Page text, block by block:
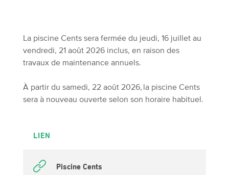
La piscine Cents sera fermée du jeudi, 16 juillet au
vendredi, 21 août 2026 inclus, en raison des
travaux de maintenance annuels.
À partir du samedi, 22 août 2026, la piscine Cents
sera à nouveau ouverte selon son horaire habituel.
LIEN
Piscine Cents